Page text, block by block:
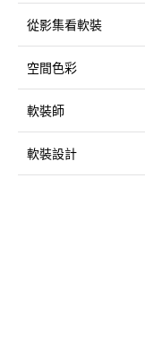
從影集看軟裝
空間色彩
軟裝師
軟裝設計